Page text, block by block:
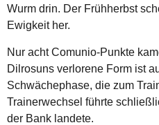
Wurm drin. Der Frühherbst
Ewigkeit her.
Nur acht Comunio-Punkte
Dilrosuns verlorene Form ist
Schwächephase, die zum
Trainerwechsel führte
der Bank landete.